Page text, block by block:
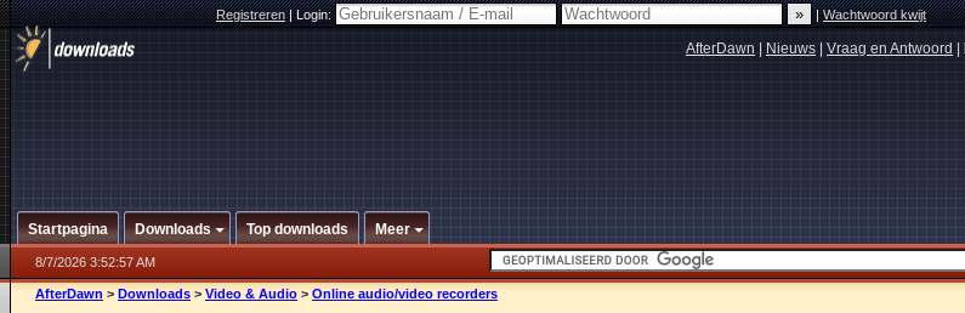
Registreren|Login: |Wachtwoord kwijt
AfterDawn Nieuws Vraag en Antwoord
Startpagina Downloads Top downloads Meer
8/7/2026 3:52:57 AM
AfterDawn > Downloads > Video & Audio > Online audio/video recorders